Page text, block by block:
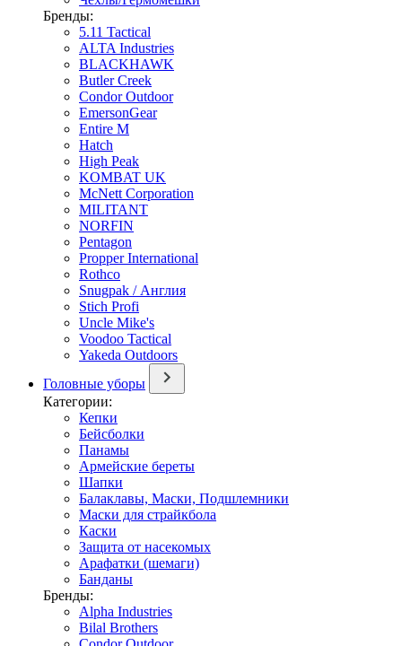
Бренды:
5.11 Tactical
ALTA Industries
BLACKHAWK
Butler Creek
Condor Outdoor
EmersonGear
Entire M
Hatch
High Peak
KOMBAT UK
McNett Corporation
MILITANT
NORFIN
Pentagon
Propper International
Rothco
Snugpak / Англия
Stich Profi
Uncle Mike's
Voodoo Tactical
Yakeda Outdoors
Головные уборы
Категории:
Кепки
Бейсболки
Панамы
Армейские береты
Шапки
Балаклавы, Маски, Подшлемники
Маски для страйкбола
Каски
Защита от насекомых
Арафатки (шемаги)
Банданы
Бренды:
Alpha Industries
Bilal Brothers